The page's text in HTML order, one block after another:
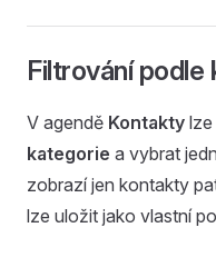
Filtrování podle
V agendě Kontakty
kategorie a vybrat
zobrazí jen kontakty
lze uložit jako vlastní